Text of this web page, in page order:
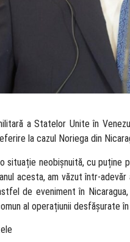
a Statelor Unite în
la cazul Noriega din
situație neobișnuită, cu
acesta, am văzut într-
de eveniment în
al operațiunii desfășurate